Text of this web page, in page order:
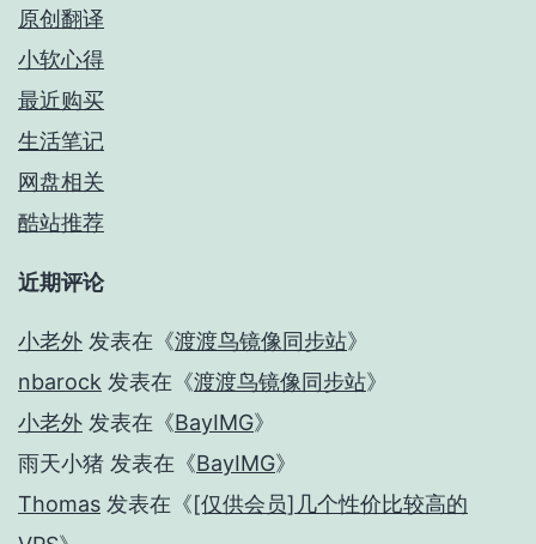
原创翻译
小软心得
最近购买
生活笔记
网盘相关
酷站推荐
近期评论
小老外 发表在《渡渡鸟镜像同步站》
nbarock 发表在《渡渡鸟镜像同步站》
小老外 发表在《BayIMG》
雨天小猪 发表在《BayIMG》
Thomas 发表在《[仅供会员]几个性价比较高的